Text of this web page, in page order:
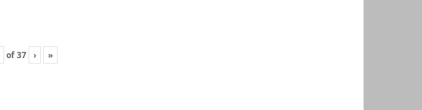
of37 › »